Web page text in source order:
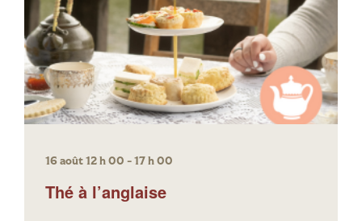
Thé à l’anglaise
16 août 12 h 00 -17 h 00